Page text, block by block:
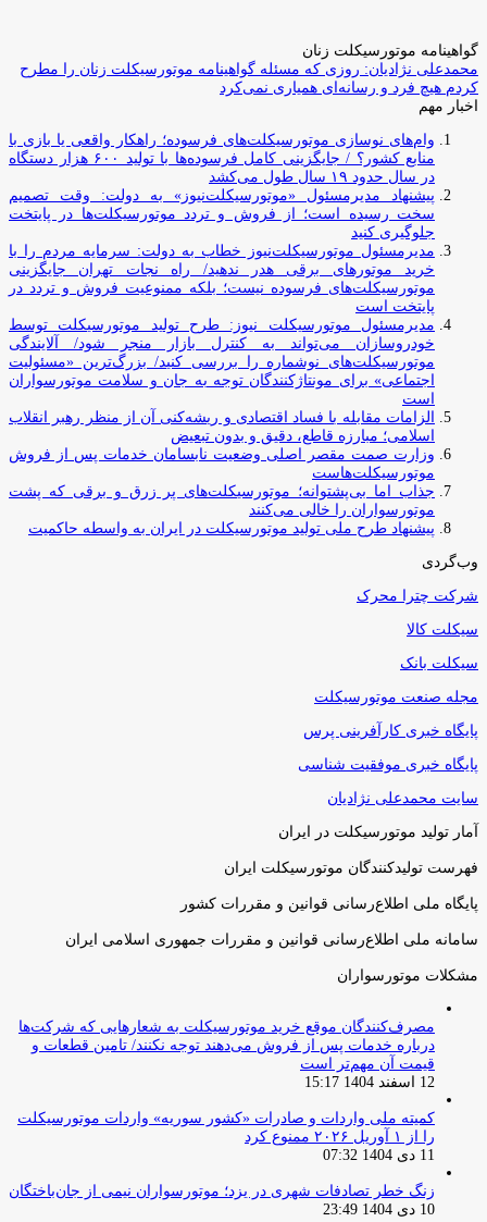
گواهینامه موتورسیکلت زنان
محمدعلی نژادیان: روزی که مسئله گواهینامه موتورسیکلت زنان را مطرح
کردم هیچ فرد و رسانه‌ای همیاری نمی‌کرد
اخبار مهم
وام‌های نوسازی موتورسیکلت‌های فرسوده؛ راهکار واقعی یا بازی با
منابع کشور؟ / جایگزینی کامل فرسوده‌ها با تولید ۶۰۰ هزار دستگاه
در سال حدود ۱۹ سال طول می‌کشد
پیشنهاد مدیرمسئول «موتورسیکلت‌نیوز» به دولت: وقت تصمیم
سخت رسیده است؛ از فروش و تردد موتورسیکلت‌ها در پایتخت
جلوگیری کنید
مدیرمسئول موتورسیکلت‌نیوز خطاب به دولت: سرمایه مردم را با
خرید موتورهای برقی هدر ندهید/ راه نجات تهران جایگزینی
موتورسیکلت‌های فرسوده نیست؛ بلکه ممنوعیت فروش و تردد در
پایتخت است
مدیرمسئول موتورسیکلت نیوز: طرح تولید موتورسیکلت توسط
خودروسازان می‌تواند به کنترل بازار منجر شود/ آلایندگی
موتورسیکلت‌های نوشماره را بررسی کنید/ بزرگ‌ترین «مسئولیت
اجتماعی» برای مونتاژکنندگان توجه به جان و سلامت موتورسواران
است
الزامات مقابله با فساد اقتصادی و ریشه‌کنی آن از منظر رهبر انقلاب
اسلامی؛ مبارزه قاطع، دقیق و بدون تبعیض
وزارت صمت مقصر اصلی وضعیت نابسامان خدمات پس از فروش
موتورسیکلت‌هاست
جذاب اما بی‌پشتوانه؛ موتورسیکلت‌های پر زرق‌ و برقی که پشت
موتورسواران را خالی می‌کنند
پیشنهاد طرح ملی تولید موتورسیکلت در ایران به واسطه حاکمیت
وب‌گردی
شرکت چترا محرک
سیکلت کالا
سیکلت بانک
مجله صنعت موتورسیکلت
پایگاه خبری کارآفرینی پرس
پایگاه خبری موفقیت شناسی
سایت محمدعلی نژادیان
آمار تولید موتورسیکلت در ایران
فهرست تولیدکنندگان موتورسیکلت ایران
پایگاه ملی اطلاع‌رسانی قوانین و مقررات کشور
سامانه ملی اطلاع‌رسانی قوانین و مقررات جمهوری اسلامی ایران
مشکلات موتورسواران
مصرف‌کنندگان موقع خرید موتورسیکلت به شعارهایی که شرکت‌ها
درباره خدمات پس از فروش می‌دهند توجه نکنند/ تامین قطعات و
قیمت آن مهم‌تر است
12 اسفند 1404 15:17
کمیته ملی واردات و صادرات «کشور سوریه» واردات موتورسیکلت
را از ۱ آوریل ۲۰۲۶ ممنوع کرد
11 دی 1404 07:32
زنگ خطر تصادفات شهری در یزد؛ موتورسواران نیمی از جان‌باختگان
10 دی 1404 23:49